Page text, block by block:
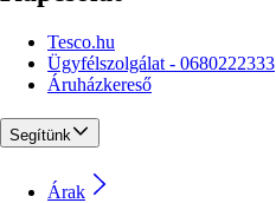
Tesco.hu
Ügyfélszolgálat - 0680222333
Áruházkereső
Segítünk
Árak